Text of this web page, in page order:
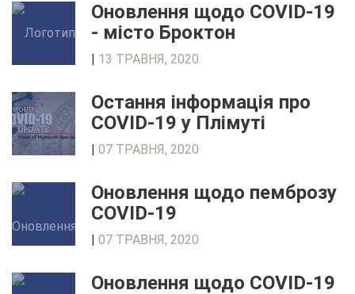
Оновлення щодо COVID-19
- місто Броктон
13 ТРАВНЯ, 2020
Остання інформація про
COVID-19 у Плімуті
07 ТРАВНЯ, 2020
Оновлення щодо пемброзу
COVID-19
07 ТРАВНЯ, 2020
Оновлення щодо COVID-19